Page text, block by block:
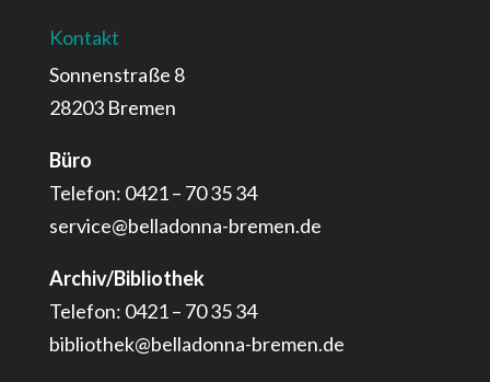
Kontakt
Sonnenstraße 8
28203 Bremen
Büro
Telefon: 0421 – 70 35 34
service@belladonna-bremen.de
Archiv/Bibliothek
Telefon: 0421 – 70 35 34
bibliothek@belladonna-bremen.de